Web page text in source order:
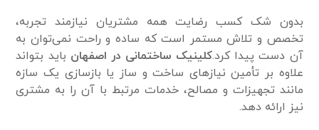
بدون شک کسب رضایت همه مشتریان نیاز‌مند تجربه،
تخصص و تلاش مستمر است که ساده و راحت نمی‌توان به
آن دست پیدا کرد.کلینیک ساختمانی در اصفهان باید بتواند
علاوه بر تأمین نیاز‌های ساخت و ساز یا بازسازی یک سازه
مانند تجهیزات و مصالح، خدمات مرتبط با آن را به مشتری
نیز ارائه دهد.